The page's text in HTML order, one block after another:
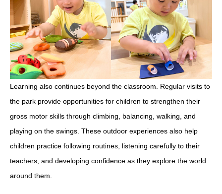
Learning also continues beyond the classroom. Regular visits to
the park provide opportunities for children to strengthen their
gross motor skills through climbing, balancing, walking, and
playing on the swings. These outdoor experiences also help
children practice following routines, listening carefully to their
teachers, and developing confidence as they explore the world
around them.